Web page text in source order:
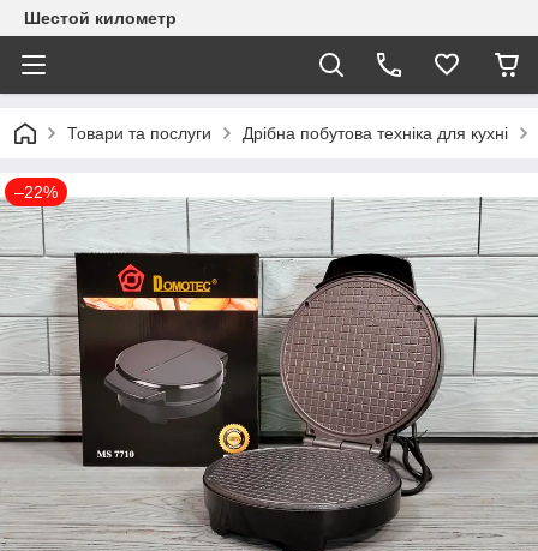
Шестой километр
Товари та послуги Дрібна побутова техніка для кухні
–22%